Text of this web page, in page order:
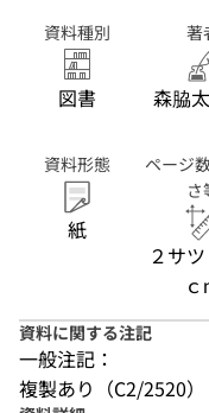
資料種別
図書
著
森脇
資料形態
紙
ページ
さ
２サ
資料に関する注記
一般注記：
複製あり（C2/2520）